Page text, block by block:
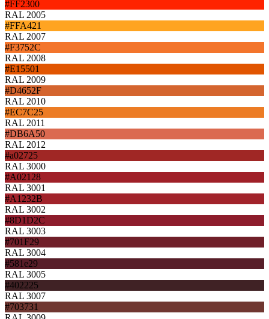
#FF2300
RAL 2005
#FFA421
RAL 2007
#F3752C
RAL 2008
#E15501
RAL 2009
#D4652F
RAL 2010
#EC7C25
RAL 2011
#DB6A50
RAL 2012
#a02725
RAL 3000
#A02128
RAL 3001
#A1232B
RAL 3002
#8D1D2C
RAL 3003
#701F29
RAL 3004
#581e29
RAL 3005
#402225
RAL 3007
#703731